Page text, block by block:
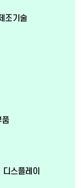
조기술
스플레이